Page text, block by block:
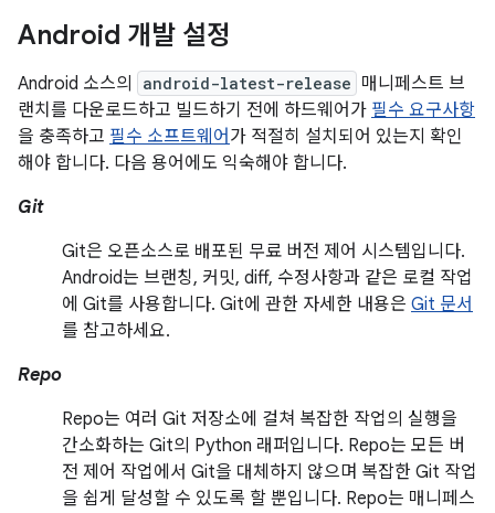
Android 개발 설정
Android 소스의 android-latest-release 매니페스트 브
랜치를 다운로드하고 빌드하기 전에 하드웨어가 필수 요구사항
을 충족하고 필수 소프트웨어 가 적절히 설치되어 있는지 확인
해야 합니다. 다음 용어에도 익숙해야 합니다.
Git
Git은 오픈소스로 배포된 무료 버전 제어 시스템입니다.
Android는 브랜칭, 커밋, diff, 수정사항과 같은 로컬 작업
에 Git를 사용합니다. Git에 관한 자세한 내용은 Git 문서
를 참고하세요.
Repo
Repo는 여러 Git 저장소에 걸쳐 복잡한 작업의 실행을
간소화하는 Git의 Python 래퍼입니다. Repo는 모든 버
전 제어 작업에서 Git을 대체하지 않으며 복잡한 Git 작업
을 쉽게 달성할 수 있도록 할 뿐입니다. Repo는 매니페스